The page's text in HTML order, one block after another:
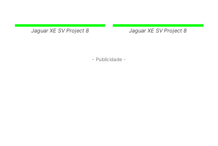
Jaguar XE SV Project 8 Jaguar XE SV Project 8
- Publicidade -